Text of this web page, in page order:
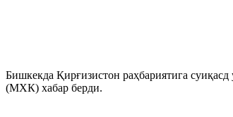
Бишкекда Қирғизистон раҳбариятига
(МХК) хабар берди.